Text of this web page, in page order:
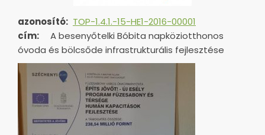
azonosító: TOP-1.4.1.-15-HE1-2016-00001
cím:
A besenyőtelki Bóbita napköziotthonos
óvoda és bölcsőde infrastrukturális fejlesztése